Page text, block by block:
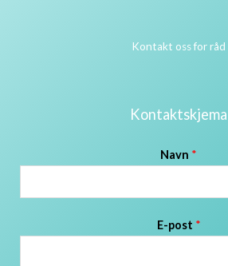
Kontakt oss for råd
Kontaktskjema
Navn *
E-post *